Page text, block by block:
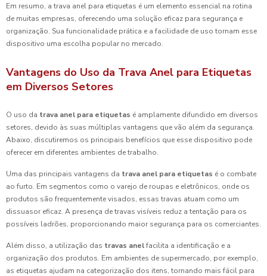
Em resumo, a trava anel para etiquetas é um elemento essencial na rotina
de muitas empresas, oferecendo uma solução eficaz para segurança e
organização. Sua funcionalidade prática e a facilidade de uso tornam esse
dispositivo uma escolha popular no mercado.
Vantagens do Uso da Trava Anel para Etiquetas
em Diversos Setores
O uso da trava anel para etiquetas é amplamente difundido em diversos
setores, devido às suas múltiplas vantagens que vão além da segurança.
Abaixo, discutiremos os principais benefícios que esse dispositivo pode
oferecer em diferentes ambientes de trabalho.
Uma das principais vantagens da trava anel para etiquetas é o combate
ao furto. Em segmentos como o varejo de roupas e eletrônicos, onde os
produtos são frequentemente visados, essas travas atuam como um
dissuasor eficaz. A presença de travas visíveis reduz a tentação para os
possíveis ladrões, proporcionando maior segurança para os comerciantes.
Além disso, a utilização das travas anelfacilita a identificação e a
organização dos produtos. Em ambientes de supermercado, por exemplo,
as etiquetas ajudam na categorização dos itens, tornando mais fácil para